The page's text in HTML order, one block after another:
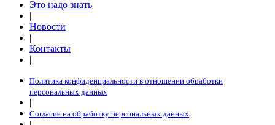
Это надо знать
|
Новости
|
Контакты
|
Политика конфиденциальности в отношении обработки
персональных данных
|
Согласие на обработку персональных данных